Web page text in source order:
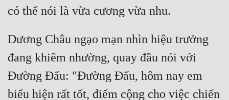
Sát Phạt Quyết Đoán
Vô Sỉ
Điềm Đạm
Dương Châu ngạo mạn nhìn hiệu trưởng
đang khiêm nhường, quay đầu nói với
Đường Đấu: "Đường Đấu, hôm nay em
biểu hiện rất tốt, điểm cộng cho việc chiến